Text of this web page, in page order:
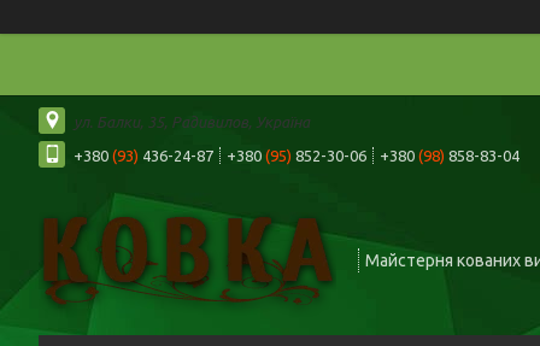
ул. Балки, 35, Радивилов, Україна
+380 (93) 436-24-87 +380 (95) 852-30-06 +380 (98) 858-83-04
Майстерня кованих